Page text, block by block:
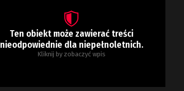
Ten obiekt może zawierać treści
nieodpowiednie dla niepełnoletnich.
Kliknij by zobaczyć wpis